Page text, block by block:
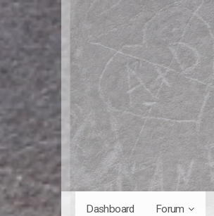
Dashboard Forum